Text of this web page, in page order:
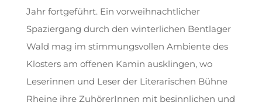
Jahr fortgeführt. Ein vorweihnachtlicher
Spaziergang durch den winterlichen Bentlager
Wald mag im stimmungsvollen Ambiente des
Klosters am offenen Kamin ausklingen, wo
Leserinnen und Leser der Literarischen Bühne
Rheine ihre ZuhörerInnen mit besinnlichen und